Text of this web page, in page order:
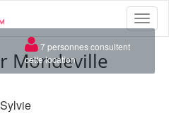
Toggle
Mondeville
×
7 personnes consultent
cette location